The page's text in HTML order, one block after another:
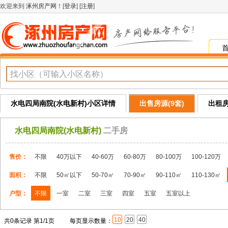
欢迎来到 涿州房产网 ！[登录] [注册]
水电四局南院(水电新村)小区详情 出售房源(9套) 出租
水电四局南院(水电新村) 二手房
售价： 不限 40万以下 40-60万 60-80万 80-100万 100-120万
面积： 不限 50㎡以下 50-70㎡ 70-90㎡ 90-110㎡ 110-130㎡
户型： 不限 一室 二室 三室 四室 五室 五室以上
共0条记录 第1/1页 每页显示数量： 10 20 40